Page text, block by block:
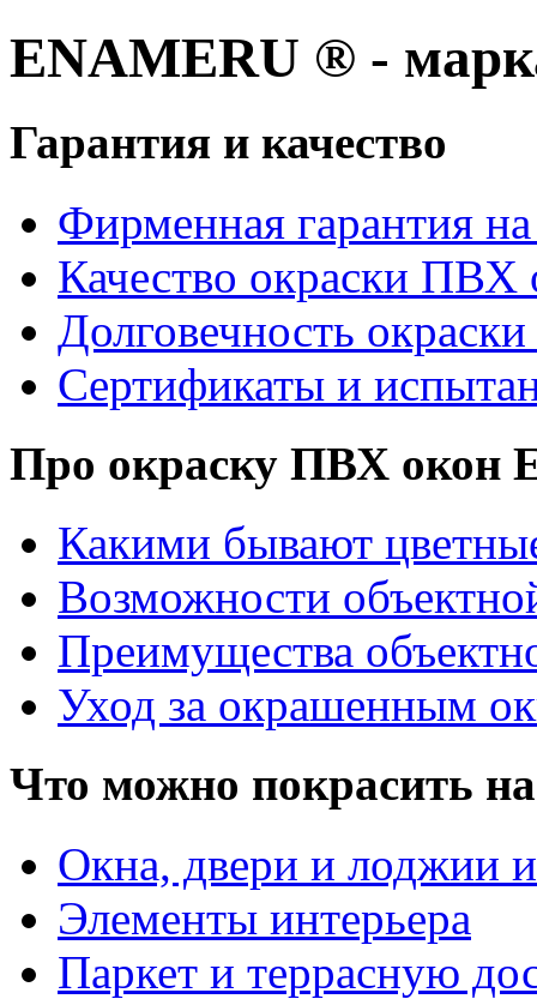
ENAMERU ® -
Гарантия и качество
Фирменная гарантия
Качество окраски ПВХ
Долговечность
Сертификаты и
Про окраску ПВХ окон
Какими бывают
Возможности
Преимущества
Уход за окрашенным
Что можно покрасить
Окна, двери и лоджии
Элементы интерьера
Паркет и террасную